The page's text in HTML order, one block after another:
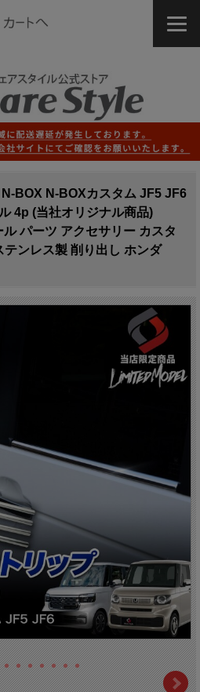
N-BOX N-BOXカスタム JF5 JF6
4p (当社オリジナル商品)
パーツ アクセサリー カスタ
ンレス製 削り出し ホンダ